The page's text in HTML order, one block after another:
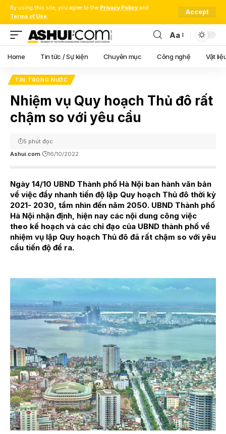
By using this site, you agree to the Privacy Policy and
Terms of Use.
Accept
Font
Resizer
Aa
Home Tin tức / Sự kiện Chuyên mục Công nghệ Vật
TIN TRONG NƯỚC
Nhiệm vụ Quy hoạch Thủ đô rất
chậm so với yêu cầu
Ashui.com 16/10/2022
5 phút đọc
Ngày 14/10 UBND Thành phố Hà Nội ban hành văn bản
về việc đẩy nhanh tiến độ lập Quy hoạch Thủ đô thời kỳ
2021- 2030, tầm nhìn đến năm 2050. UBND Thành phố
Hà Nội nhận định, hiện nay các nội dung công việc
theo kế hoạch và các chỉ đạo của UBND thành phố về
nhiệm vụ lập Quy hoạch Thủ đô đã rất chậm so với yêu
cầu tiến độ đề ra.